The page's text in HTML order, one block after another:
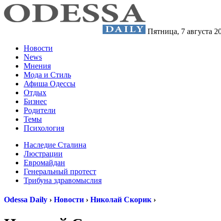
Пятница, 7 августа
Новости
News
Мнения
Мода и Стиль
Афиша Одессы
Отдых
Бизнес
Родители
Темы
Психология
Наследие Сталина
Люстрации
Евромайдан
Генеральный протест
Трибуна здравомыслия
Odessa Daily › Новости › Николай Скорик ›